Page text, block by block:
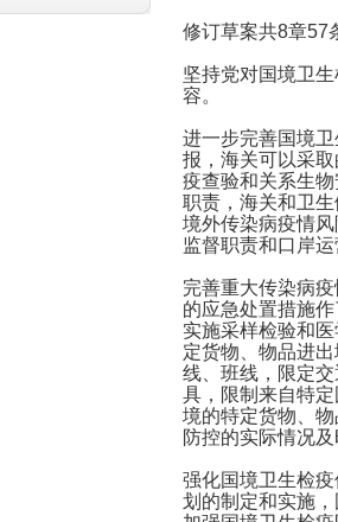
修订草案共8章57
坚持党对国境卫
容。
进一步完善国境
报，海关可以采
疫查验和关系生
职责，海关和卫
境外传染病疫情
监督职责和口岸
完善重大传染病
的应急处置措施
实施采样检验和
定货物、物品进
线、班线，限定
具，限制来自特
境的特定货物、
防控的实际情况
强化国境卫生检
划的制定和实施